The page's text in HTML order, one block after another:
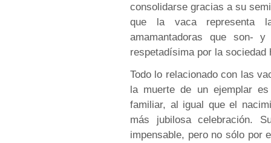
consolidarse gracias a su
que la vaca representa
amamantadoras que son-
respetadísima por la sociedad
Todo lo relacionado con las
la muerte de un ejemplar
familiar, al igual que el
más jubilosa celebración.
impensable, pero no sólo por